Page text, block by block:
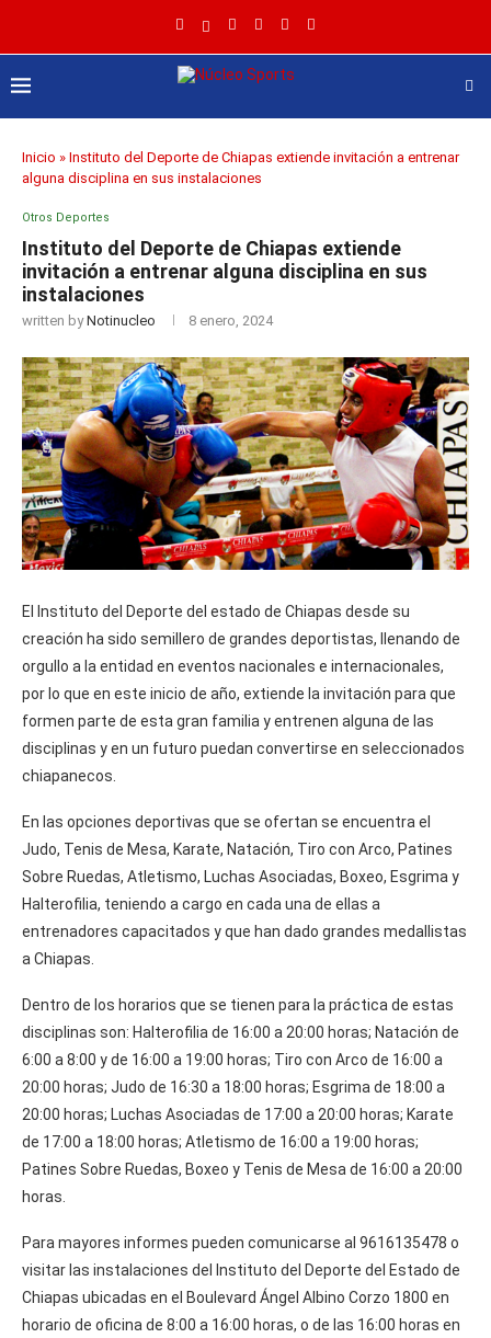
Inicio » Instituto del Deporte de Chiapas extiende invitación a entrenar
alguna disciplina en sus instalaciones
Otros Deportes
Instituto del Deporte de Chiapas extiende
invitación a entrenar alguna disciplina en sus
instalaciones
written byNotinucleo 8 enero, 2024
El Instituto del Deporte del estado de Chiapas desde su
creación ha sido semillero de grandes deportistas, llenando de
orgullo a la entidad en eventos nacionales e internacionales,
por lo que en este inicio de año, extiende la invitación para que
formen parte de esta gran familia y entrenen alguna de las
disciplinas y en un futuro puedan convertirse en seleccionados
chiapanecos.
En las opciones deportivas que se ofertan se encuentra el
Judo, Tenis de Mesa, Karate, Natación, Tiro con Arco, Patines
Sobre Ruedas, Atletismo, Luchas Asociadas, Boxeo, Esgrima y
Halterofilia, teniendo a cargo en cada una de ellas a
entrenadores capacitados y que han dado grandes medallistas
a Chiapas.
Dentro de los horarios que se tienen para la práctica de estas
disciplinas son: Halterofilia de 16:00 a 20:00 horas; Natación de
6:00 a 8:00 y de 16:00 a 19:00 horas; Tiro con Arco de 16:00 a
20:00 horas; Judo de 16:30 a 18:00 horas; Esgrima de 18:00 a
20:00 horas; Luchas Asociadas de 17:00 a 20:00 horas; Karate
de 17:00 a 18:00 horas; Atletismo de 16:00 a 19:00 horas;
Patines Sobre Ruedas, Boxeo y Tenis de Mesa de 16:00 a 20:00
horas.
Para mayores informes pueden comunicarse al 9616135478 o
visitar las instalaciones del Instituto del Deporte del Estado de
Chiapas ubicadas en el Boulevard Ángel Albino Corzo 1800 en
horario de oficina de 8:00 a 16:00 horas, o de las 16:00 horas en